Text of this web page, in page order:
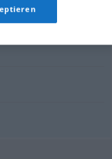
,fehlerhaft,